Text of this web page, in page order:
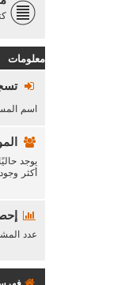
معلومات
اسم
يوجد حاليًا
أكثر
عدد